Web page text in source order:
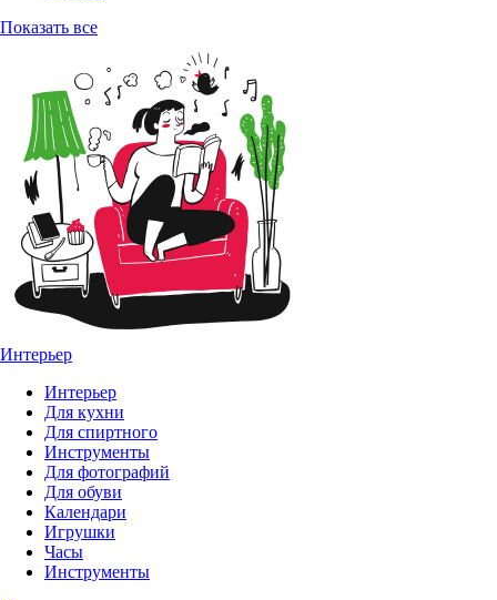
Показать все
Интерьер
Интерьер
Для кухни
Для спиртного
Инструменты
Для фотографий
Для обуви
Календари
Игрушки
Часы
Инструменты